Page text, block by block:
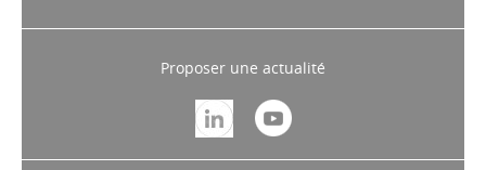
Proposer une actualité